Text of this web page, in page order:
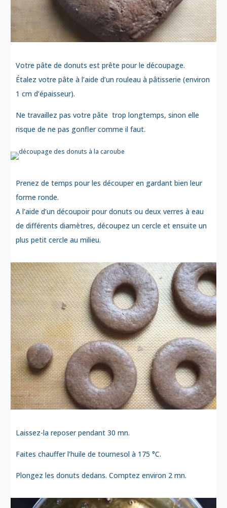
Votre pâte de donuts est prête pour le découpage.
Étalez votre pâte à l’aide d’un rouleau à pâtisserie (environ
1 cm d’épaisseur).
Ne travaillez pas votre pâte trop longtemps, sinon elle
risque de ne pas gonfler comme il faut.
Prenez de temps pour les découper en gardant bien leur
forme ronde.
A l’aide d’un découpoir pour donuts ou deux verres à eau
de différents diamètres, découpez un cercle et ensuite un
plus petit cercle au milieu.
Laissez-la reposer pendant 30 mn.
Faites chauffer l’huile de tournesol à 175 °C.
Plongez les donuts dedans. Comptez environ 2 mn.